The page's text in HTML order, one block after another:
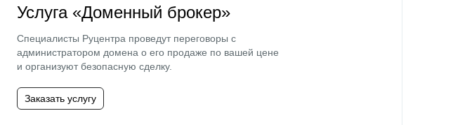
Услуга «Доменный брокер»
Специалисты Руцентра проведут переговоры с
администратором домена о его продаже по вашей цене
и организуют безопасную сделку.
Заказать услугу